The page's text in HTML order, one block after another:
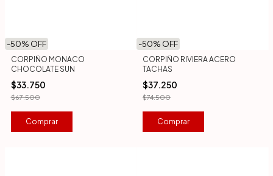
-50% OFF
CORPIÑO MONACO
CHOCOLATE SUN
$33.750
$67.500
Comprar
-50% OFF
CORPIÑO RIVIERA ACERO
TACHAS
$37.250
$74.500
Comprar